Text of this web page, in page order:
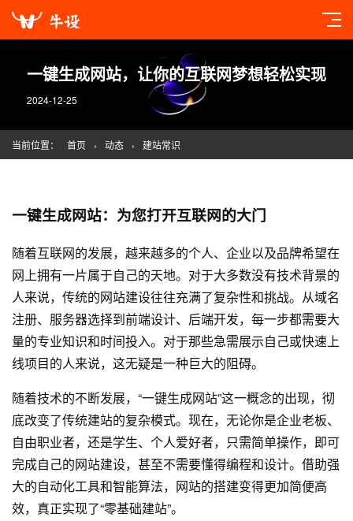
一键生成网站，让你的互联网梦想轻松实现
2024-12-25
当前位置： 首页 › 动态 › 建站常识
一键生成网站：为您打开互联网的大门
随着互联网的发展，越来越多的个人、企业以及品牌希望在
网上拥有一片属于自己的天地。对于大多数没有技术背景的
人来说，传统的网站建设往往充满了复杂性和挑战。从域名
注册、服务器选择到前端设计、后端开发，每一步都需要大
量的专业知识和时间投入。对于那些急需展示自己或快速上
线项目的人来说，这无疑是一种巨大的阻碍。
随着技术的不断发展，“一键生成网站”这一概念的出现，彻
底改变了传统建站的复杂模式。现在，无论你是企业老板、
自由职业者，还是学生、个人爱好者，只需简单操作，即可
完成自己的网站建设，甚至不需要懂得编程和设计。借助强
大的自动化工具和智能算法，网站的搭建变得更加简便高
效，真正实现了“零基础建站”。